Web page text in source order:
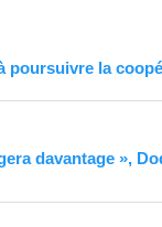
poursuivre la
davantage »,